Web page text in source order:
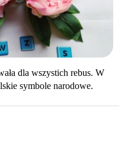
dla wszystich rebus. W
symbole narodowe.